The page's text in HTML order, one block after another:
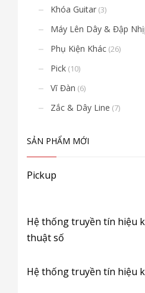
Khóa Guitar (3)
Máy Lên Dây & Đập
Phụ Kiện Khác (26)
Pick (10)
Vĩ Đàn (6)
Zắc & Dây Line (7)
SẢN PHẨM MỚI
Pickup
Hệ thống truyền tín hiệu
thuật số
Hệ thống truyền tín hiệu